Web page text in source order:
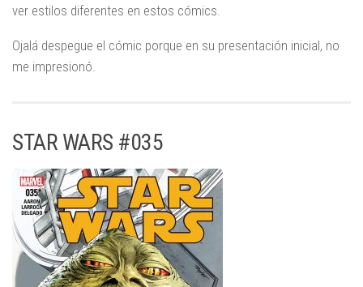
ver estilos diferentes en estos cómics.
Ojalá despegue el cómic porque en su presentación inicial, no
me impresionó.
STAR WARS #035